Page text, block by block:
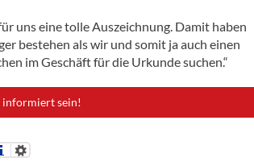
uns eine tolle Auszeichnung. Damit haben
bestehen als wir und somit ja auch einen
im Geschäft für die Urkunde suchen.“
informiert sein!